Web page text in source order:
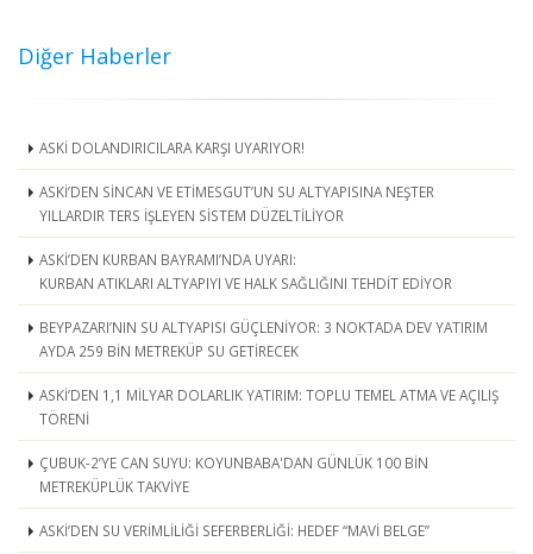
Diğer Haberler
ASKİ DOLANDIRICILARA KARŞI UYARIYOR!
ASKİ’DEN SİNCAN VE ETİMESGUT’UN SU ALTYAPISINA NEŞTER
YILLARDIR TERS İŞLEYEN SİSTEM DÜZELTİLİYOR
ASKİ’DEN KURBAN BAYRAMI’NDA UYARI:
KURBAN ATIKLARI ALTYAPIYI VE HALK SAĞLIĞINI TEHDİT EDİYOR
BEYPAZARI’NIN SU ALTYAPISI GÜÇLENİYOR: 3 NOKTADA DEV YATIRIM
AYDA 259 BİN METREKÜP SU GETİRECEK
ASKİ’DEN 1,1 MİLYAR DOLARLIK YATIRIM: TOPLU TEMEL ATMA VE AÇILIŞ
TÖRENİ
ÇUBUK-2’YE CAN SUYU: KOYUNBABA'DAN GÜNLÜK 100 BİN
METREKÜPLÜK TAKVİYE
ASKİ’DEN SU VERİMLİLİĞİ SEFERBERLİĞİ: HEDEF “MAVİ BELGE”